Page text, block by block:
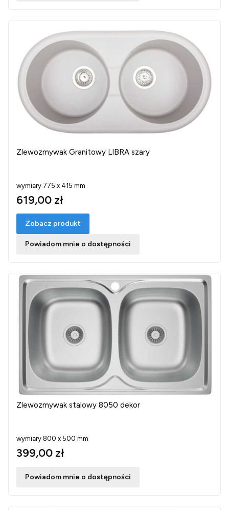
Zlewozmywak Granitowy LIBRA szary
wymiary 775 x 415 mm
619,00 zł
Zobacz produkt
Powiadom mnie o dostępności
Zlewozmywak stalowy 8050 dekor
wymiary 800 x 500 mm
399,00 zł
Powiadom mnie o dostępności